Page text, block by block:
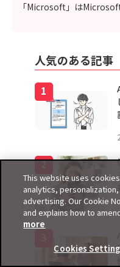
「Microsoft」は
人気のある記事
This website uses
analytics,
advertising. Our Cookie
and explains how to
more
Cookies